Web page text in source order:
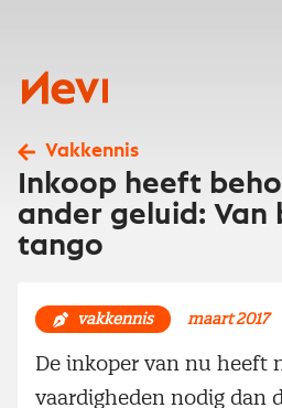
Nevi
Vakkennis
Inkoop heeft
ander geluid: Van
tango
vakkennis maart 2017
De inkoper van nu heeft
vaardigheden nodig dan